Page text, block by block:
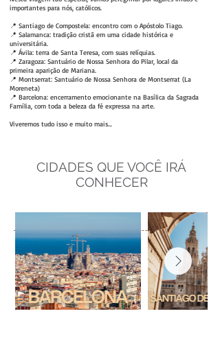
importantes para nós, católicos.
📍 Santiago de Compostela: encontro com o Apóstolo Tiago.
📍 Salamanca: tradição cristã em uma cidade histórica e
universitária.
📍 Ávila: terra de Santa Teresa, com suas relíquias.
📍 Zaragoza: Santuário de Nossa Senhora do Pilar, local da
primeira aparição de Mariana.
📍 Montserrat: Santuário de Nossa Senhora de Montserrat (La
Moreneta)
📍 Barcelona: encerramento emocionante na Basílica da Sagrada
Família, com toda a beleza da fé expressa na arte.
Viveremos tudo isso e muito mais...
S
CIDADES QUE VOCÊ IRÁ
CONHECER